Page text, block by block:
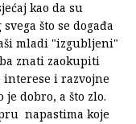
kao da su
što se događa
mladi "izgubljeni"
znati zaokupiti
i razvojne
dobro, a što zlo.
napastima koje